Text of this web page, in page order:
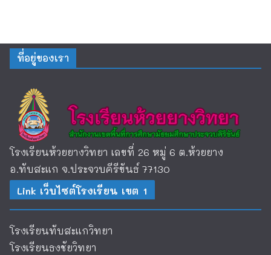
ที่อยู่ของเรา
โรงเรียนห้วยยางวิทยา เลขที่ 26 หมู่ 6 ต.ห้วยยาง
อ.ทับสะแก จ.ประจวบคีรีขันธ์ 77130
Link เว็บไซต์โรงเรียน เขต 1
โรงเรียนทับสะแกวิทยา
โรงเรียนธงชัยวิทยา